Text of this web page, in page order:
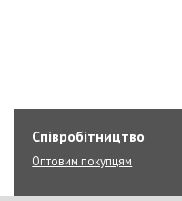
Співробітництво
Оптовим покупцям